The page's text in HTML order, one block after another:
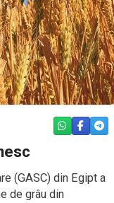
WHATSAPP
(GASC) din Egipt a
de grâu din